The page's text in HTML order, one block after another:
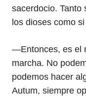
sacerdocio. Tanto
los dioses como
—Entonces, es el
marcha. No
podemos hacer
Autum, siempre